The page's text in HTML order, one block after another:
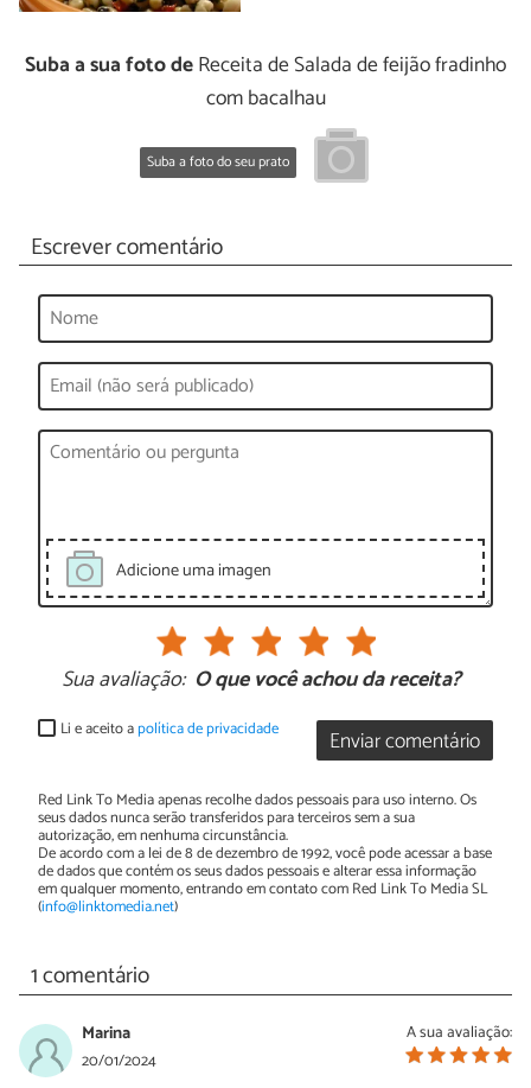
Suba a sua foto deReceita de Salada de feijão fradinho
com bacalhau
Suba a foto do seu prato
Escrever comentário
Adicione uma imagen
Sua avaliação: O que você achou da receita?
Enviar comentário
Li e aceito apolítica de privacidade
Red Link To Media apenas recolhe dados pessoais para uso interno. Os
seus dados nunca serão transferidos para terceiros sem a sua
autorização, em nenhuma circunstância.
De acordo com a lei de 8 de dezembro de 1992, você pode acessar a base
de dados que contém os seus dados pessoais e alterar essa informação
em qualquer momento, entrando em contato com Red Link To Media SL
(info@linktomedia.net)
1 comentário
A sua avaliação:
Marina
20/01/2024